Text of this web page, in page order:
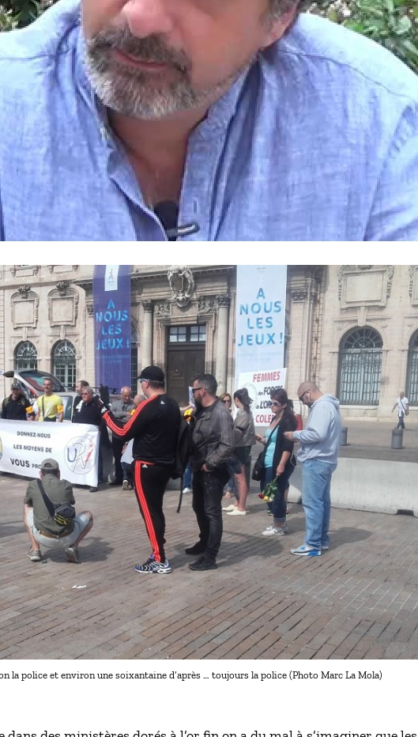
la police et environ une soixantaine d’après … toujours la police (Photo Marc La Mola)